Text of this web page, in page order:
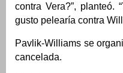
contra Vera?”, planteó.
gusto pelearía contra
Pavlik-Williams se
cancelada.